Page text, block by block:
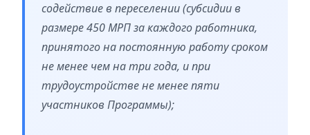
содействие в переселении (субсидии в
размере 450 МРП за каждого работника,
принятого на постоянную работу сроком
не менее чем на три года, и при
трудоустройстве не менее пяти
участников Программы);